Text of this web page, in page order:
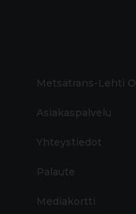
Metsätrans-Lehti
Asiakaspalvelu
Yhteystiedot
Palaute
Mediakortti